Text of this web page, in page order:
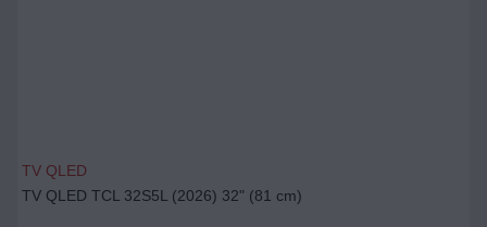
TV QLED
TV QLED TCL 32S5L (2026) 32" (81 cm)